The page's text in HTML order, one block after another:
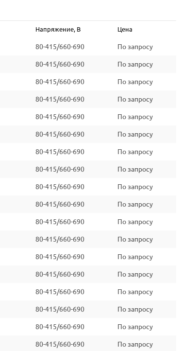
Напряжение, В Цена
80-415/660-690 По запросу
80-415/660-690 По запросу
80-415/660-690 По запросу
80-415/660-690 По запросу
80-415/660-690 По запросу
80-415/660-690 По запросу
80-415/660-690 По запросу
80-415/660-690 По запросу
80-415/660-690 По запросу
80-415/660-690 По запросу
80-415/660-690 По запросу
80-415/660-690 По запросу
80-415/660-690 По запросу
80-415/660-690 По запросу
80-415/660-690 По запросу
80-415/660-690 По запросу
80-415/660-690 По запросу
80-415/660-690 По запросу